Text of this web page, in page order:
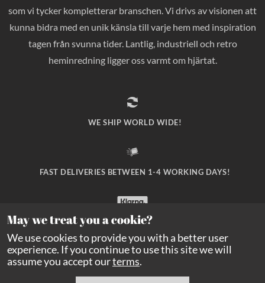
som vi tycker kompletterar branschen. Vi drivs av visionen att
kunna bidra med en unik känsla till varje hem med inspiration
tagen från svunna tider. Lantlig, industriell och retro
heminredning ligger oss varmt om hjärtat.
WE SHIP WORLD WIDE!
FAST DELIVERIES BETWEEN 1-4 WORKING DAYS!
SAFE PAYMENT WITH KLARNA CHECKOUT!
May we treat you a cookie?
We use cookies to provide you with a better user
experience. If you continue to use this site we will
assume you accept ourterms.